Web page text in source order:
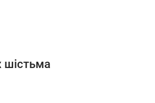
шістьма